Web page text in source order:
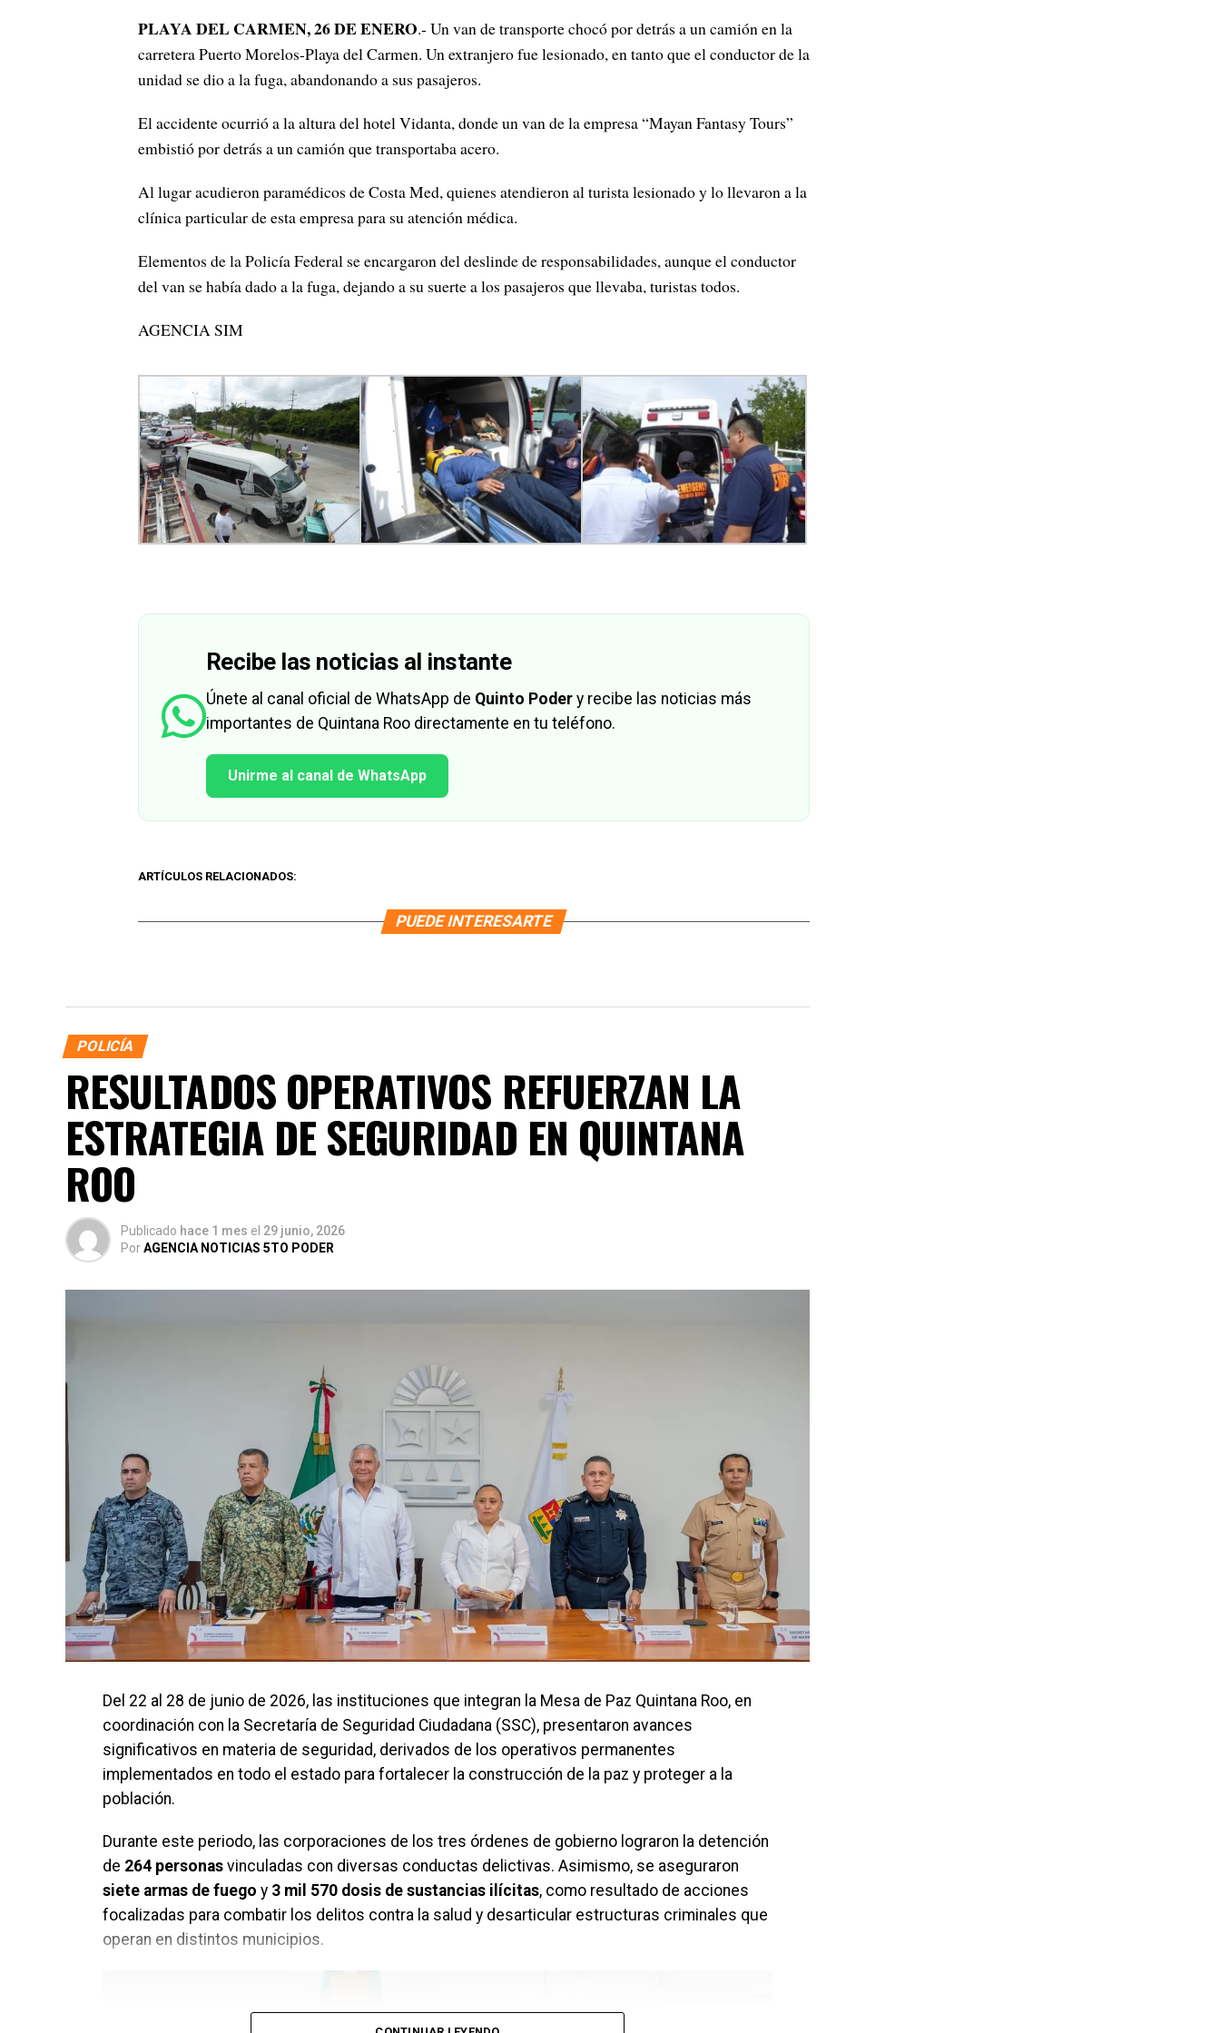
PLAYA DEL CARMEN, 26 DE ENERO.- Un van de transporte chocó por detrás a un camión en la
carretera Puerto Morelos-Playa del Carmen. Un extranjero fue lesionado, en tanto que el conductor de la
unidad se dio a la fuga, abandonando a sus pasajeros.
El accidente ocurrió a la altura del hotel Vidanta, donde un van de la empresa “Mayan Fantasy Tours”
embistió por detrás a un camión que transportaba acero.
Al lugar acudieron paramédicos de Costa Med, quienes atendieron al turista lesionado y lo llevaron a la
clínica particular de esta empresa para su atención médica.
Elementos de la Policía Federal se encargaron del deslinde de responsabilidades, aunque el conductor
del van se había dado a la fuga, dejando a su suerte a los pasajeros que llevaba, turistas todos.
AGENCIA SIM
Recibe las noticias al instante
Únete al canal oficial de WhatsApp de Quinto Poder y recibe las noticias más
importantes de Quintana Roo directamente en tu teléfono.
Unirme al canal de WhatsApp
ARTÍCULOS RELACIONADOS:
PUEDE INTERESARTE
POLICÍA
RESULTADOS OPERATIVOS REFUERZAN LA
ESTRATEGIA DE SEGURIDAD EN QUINTANA
ROO
Publicado hace 1 mes el 29 junio, 2026
PorAGENCIA NOTICIAS 5TO PODER
Del 22 al 28 de junio de 2026, las instituciones que integran la Mesa de Paz Quintana Roo, en
coordinación con la Secretaría de Seguridad Ciudadana (SSC), presentaron avances
significativos en materia de seguridad, derivados de los operativos permanentes
implementados en todo el estado para fortalecer la construcción de la paz y proteger a la
población.
Durante este periodo, las corporaciones de los tres órdenes de gobierno lograron la detención
de 264 personas vinculadas con diversas conductas delictivas. Asimismo, se aseguraron
siete armas de fuego y 3 mil 570 dosis de sustancias ilícitas, como resultado de acciones
focalizadas para combatir los delitos contra la salud y desarticular estructuras criminales que
operan en distintos municipios.